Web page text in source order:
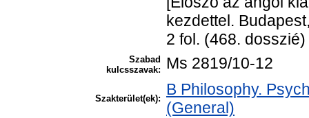
kezdettel.
2 fol. (468. dosszié)
Szabad
kulcsszavak:
Ms 2819/10-12
Szakterület(ek):
B Philosophy.
(General)